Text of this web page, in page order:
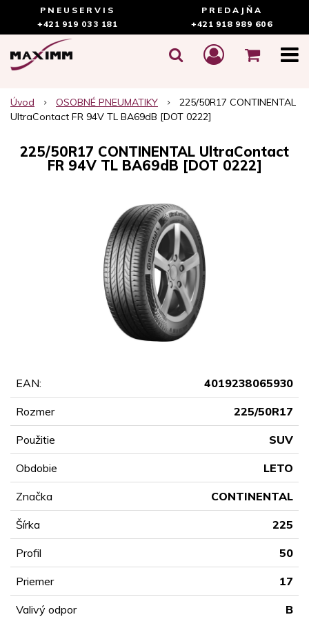
PNEUSERVIS
+421 919 033 181
PREDAJŇA
+421 918 989 606
Úvod OSOBNÉ PNEUMATIKY
225/50R17 CONTINENTAL
UltraContact FR 94V TL BA69dB [DOT 0222]
225/50R17 CONTINENTAL UltraContact
FR 94V TL BA69dB [DOT 0222]
EAN: 4019238065930
Rozmer 225/50R17
Použitie SUV
Obdobie LETO
Značka CONTINENTAL
Šírka 225
Profil 50
Priemer 17
Valivý odpor B